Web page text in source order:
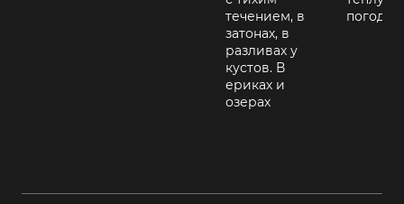
течением, в
затонах, в
разливах у
кустов. В
ериках и
озерах
погоду